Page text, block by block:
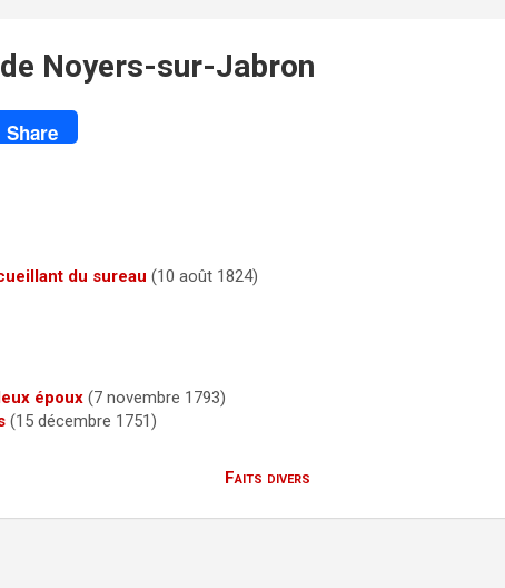
Noyers-sur-Jabron
Share
du sureau (10 août 1824)
époux (7 novembre 1793)
(15 décembre 1751)
Faits divers